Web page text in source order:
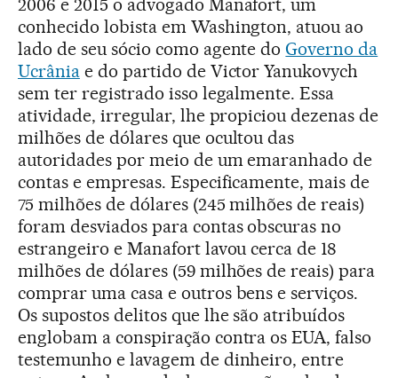
conhecido lobista em Washington, atuou ao
lado de seu sócio como agente doGoverno da
Ucrâniae do partido de Victor Yanukovych
sem ter registrado isso legalmente. Essa
atividade, irregular, lhe propiciou dezenas de
milhões de dólares que ocultou das
autoridades por meio de um emaranhado de
contas e empresas. Especificamente, mais de
75 milhões de dólares (245 milhões de reais)
foram desviados para contas obscuras no
estrangeiro e Manafort lavou cerca de 18
milhões de dólares (59 milhões de reais) para
comprar uma casa e outros bens e serviços.
Os supostos delitos que lhe são atribuídos
englobam a conspiração contra os EUA, falso
testemunho e lavagem de dinheiro, entre